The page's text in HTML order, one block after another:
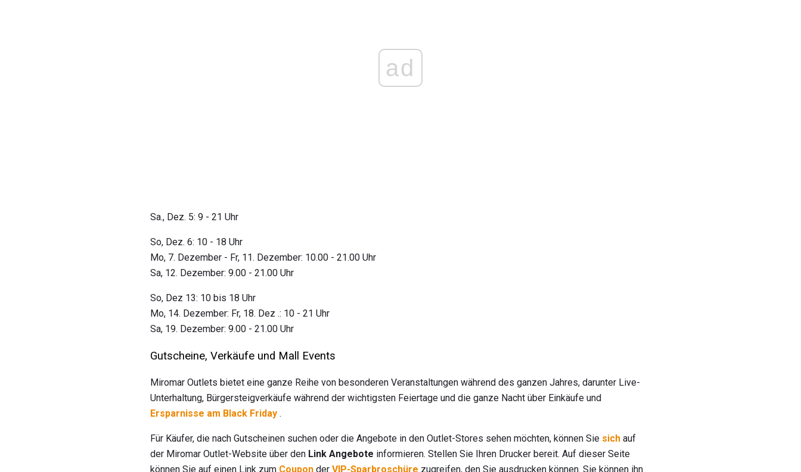
ad
Sa., Dez. 5: 9 - 21 Uhr
So, Dez. 6: 10 - 18 Uhr
Mo, 7. Dezember - Fr, 11. Dezember: 10.00 - 21.00 Uhr
Sa, 12. Dezember: 9.00 - 21.00 Uhr
So, Dez 13: 10 bis 18 Uhr
Mo, 14. Dezember: Fr, 18. Dez .: 10 - 21 Uhr
Sa, 19. Dezember: 9.00 - 21.00 Uhr
Gutscheine, Verkäufe und Mall Events
Miromar Outlets bietet eine ganze Reihe von besonderen Veranstaltungen während des ganzen Jahres, darunter Live-
Unterhaltung, Bürgersteigverkäufe während der wichtigsten Feiertage und die ganze Nacht über Einkäufe und
Ersparnisse am Black Friday .
Für Käufer, die nach Gutscheinen suchen oder die Angebote in den Outlet-Stores sehen möchten, können Sie sich auf
der Miromar Outlet-Website über den Link Angebote informieren. Stellen Sie Ihren Drucker bereit. Auf dieser Seite
können Sie auf einen Link zum Coupon der VIP-Sparbroschüre zugreifen, den Sie ausdrucken können. Sie können ihn